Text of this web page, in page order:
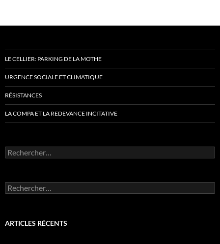
LE CELLIER: PARKING DE LA MOTHE
URGENCE SOCIALE ET CLIMATIQUE
RÉSISTANCES
LA COMPA ET LA REDEVANCE INCITATIVE
Rechercher :
Rechercher :
ARTICLES RÉCENTS